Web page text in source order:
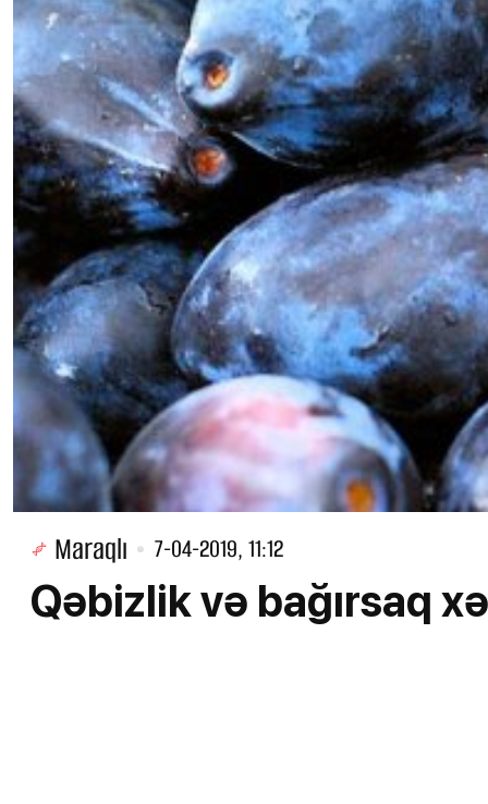
Maraqlı 7-04-2019, 11:12
Qəbizlik və bağırsaq